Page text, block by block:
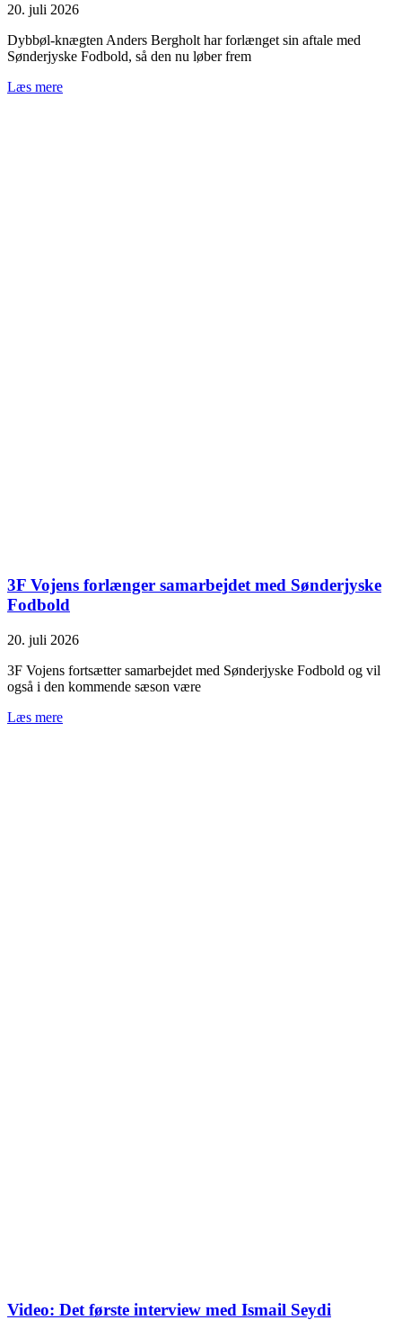
20. juli 2026
Dybbøl-knægten Anders Bergholt har forlænget sin aftale med
Sønderjyske Fodbold, så den nu løber frem
Læs mere
3F Vojens forlænger samarbejdet med Sønderjyske
Fodbold
20. juli 2026
3F Vojens fortsætter samarbejdet med Sønderjyske Fodbold og vil
også i den kommende sæson være
Læs mere
Video: Det første interview med Ismail Seydi